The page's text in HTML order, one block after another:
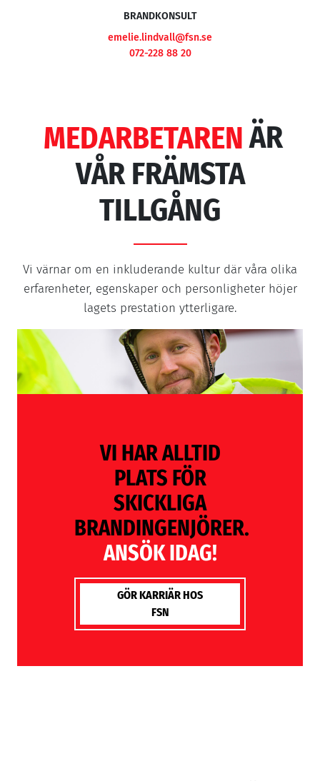
BRANDKONSULT
emelie.lindvall@fsn.se
072-228 88 20
MEDARBETARENÄR
VÅR FRÄMSTA
TILLGÅNG
Vi värnar om en inkluderande kultur där våra olika
erfarenheter, egenskaper och personligheter höjer
lagets prestation ytterligare.
VI HAR ALLTID
PLATS FÖR
SKICKLIGA
BRANDINGENJÖRER.
ANSÖK IDAG!
GÖR KARRIÄR HOS
FSN